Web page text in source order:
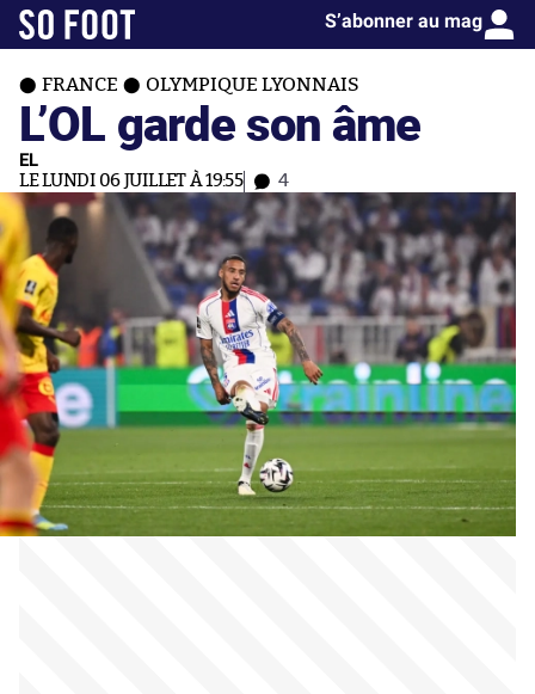
S’abonner au mag
FRANCE OLYMPIQUE LYONNAIS
L’OL garde son âme
EL
LE LUNDI 06 JUILLET À 19:55 4